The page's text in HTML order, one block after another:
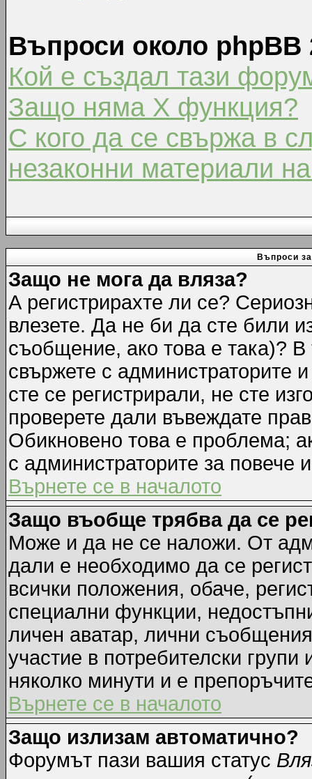
Въпроси около phpBB
Кой е създал тази
Защо няма X функция?
С кого да се свържа в
незаконни материали
Въпроси
Защо не мога да вляза?
А регистрирахте ли се?
влезете. Да не би да сте били
съобщение, ако това е така)?
свържете с администраторите
сте се регистрирали, не сте
проверете дали въвеждате
Обикновено това е проблема;
с администраторите за повече
Върнете се в началото
Защо въобще трябва да се
Може и да не се наложи. От
дали е необходимо да се
всички положения, обаче,
специални функции,
личен аватар, лични
участие в потребителски
няколко минути и е
Върнете се в началото
Защо излизам автоматично?
Форумът пази вашия статус